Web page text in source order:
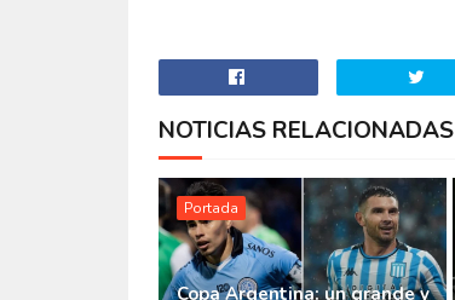
NOTICIAS RELACIONADAS
Portada
Copa Argentina: un grande y